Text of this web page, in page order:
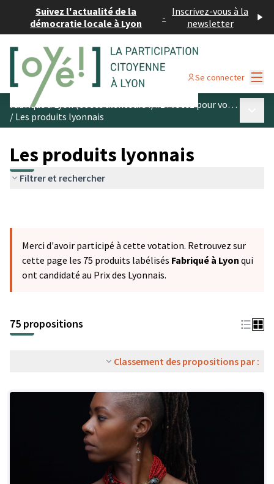
Suivez l'actualité de la
démocratie locale à Lyon
- Inscrivez-vous à la
newsletter
Se connecter
Fabriqué à Lyon (et ses alentours !) #1 : votez pour vos produits préférés
/ Les produits lyonnais
Les produits lyonnais
Filtrer et rechercher
Merci d'avoir participé à cette votation. Retrouvez sur
cette page les 75 produits labélisés Fabriqué à Lyon qui
ont candidaté au Prix des Lyonnais.
75 propositions
Classement des propositions par :